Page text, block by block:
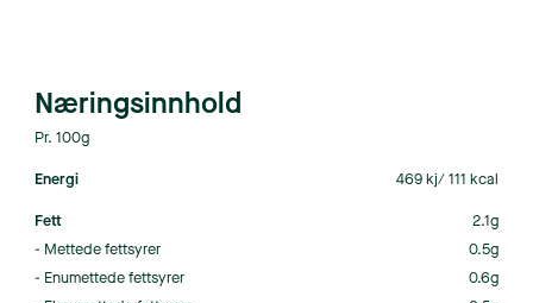
Næringsinnhold
Pr. 100g
Energi 469 kj/ 111 kcal
Fett
2.1g
- Mettede fettsyrer
0.5g
- Enumettede fettsyrer
0.6g